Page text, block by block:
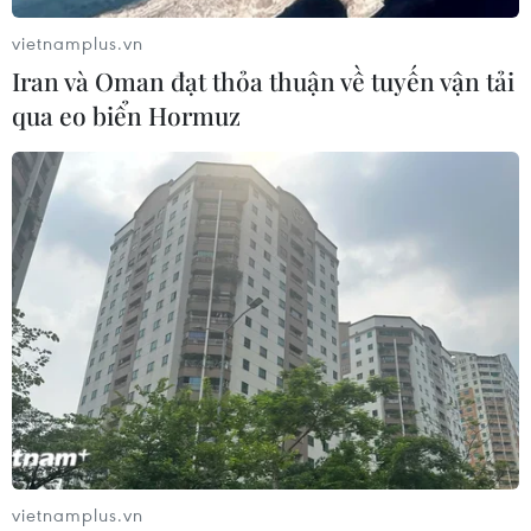
06/08/2026 03:33
Làm giàu từ cây na ở vùng cao tại
Ninh Bình
06/08/2026 02:50
Mỹ chuẩn bị áp thuế 15% nguyên liệu
then chốt sản xuất pin mặt trời
06/08/2026 02:12
Giá vàng trong nước tiếp tục tăng,
vietnamplus.vn
Iran và Oman đạt thỏa thuận về tuyến vận tải
qua eo biển Hormuz
vietnamplus.vn